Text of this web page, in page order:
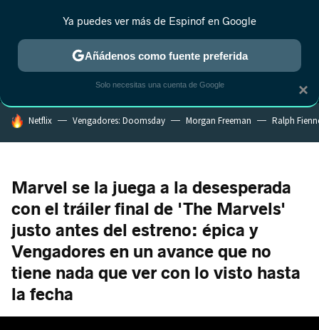
MENÚ NUEVO
ESTRENOS REALITY ANIME RANKINGS CINE
HOY SE HABLA DE
Netflix Vengadores: Doomsday Morgan Freeman Ralph
Marvel se la juega a la desesperada
con el tráiler final de 'The Marvels'
justo antes del estreno: épica y
Vengadores en un avance que no
tiene nada que ver con lo visto hasta
la fecha
×
Ya puedes ver más de Espinof en Google
Añádenos como fuente preferida
Solo necesitas una cuenta de Google